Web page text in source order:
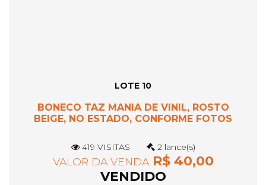
LOTE 10
BONECO TAZ MANIA DE VINIL, ROSTO
BEIGE, NO ESTADO, CONFORME FOTOS
419 VISITAS 2 lance(s)
VALOR DA VENDAR$ 40,00
VENDIDO